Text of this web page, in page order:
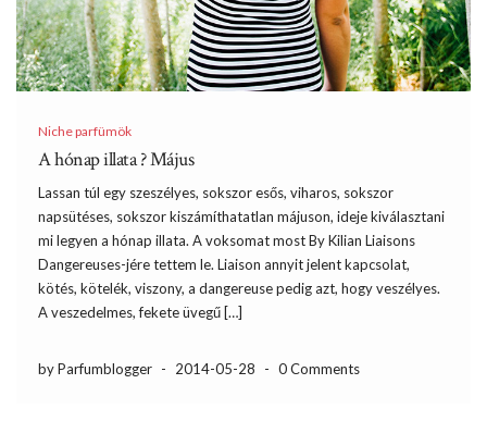
Niche parfümök
A hónap illata ? Május
Lassan túl egy szeszélyes, sokszor esős, viharos, sokszor
napsütéses, sokszor kiszámíthatatlan májuson, ideje kiválasztani
mi legyen a hónap illata. A voksomat most By Kilian Liaisons
Dangereuses-jére tettem le. Liaison annyit jelent kapcsolat,
kötés, kötelék, viszony, a dangereuse pedig azt, hogy veszélyes.
A veszedelmes, fekete üvegű […]
by Parfumblogger - 2014-05-28 - 0 Comments